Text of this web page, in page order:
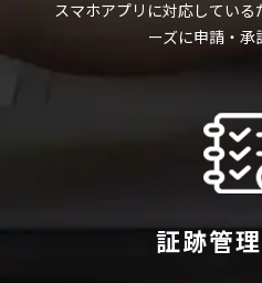
スマホアプリに対応してい
ーズに申請・承
証跡管